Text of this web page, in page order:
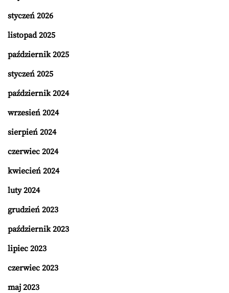
styczeń 2026
listopad 2025
październik 2025
styczeń 2025
październik 2024
wrzesień 2024
sierpień 2024
czerwiec 2024
kwiecień 2024
luty 2024
grudzień 2023
październik 2023
lipiec 2023
czerwiec 2023
maj 2023